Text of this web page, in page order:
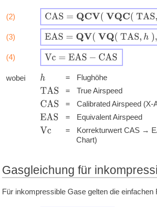
(2) CAS= QCV( VQC TAS,h ) 0 )
(3) EAS= QV ( VQ( TAS,h ),0 )
(4) Vc= EA S−CA S
wobei h =
Flughöhe
T AS =
True Airspeed
CAS =
Calibrated Airspeed (X-
EAS =
Equivalent Airspeed
Vc =
Korrekturwert CAS →
Chart)
Gasgleichung für
Für inkompressible Gase gelten die einfachen